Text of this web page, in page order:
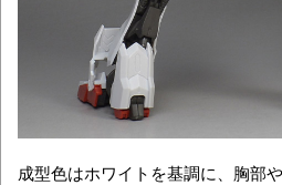
成型色はホワイトを基調に、胸部